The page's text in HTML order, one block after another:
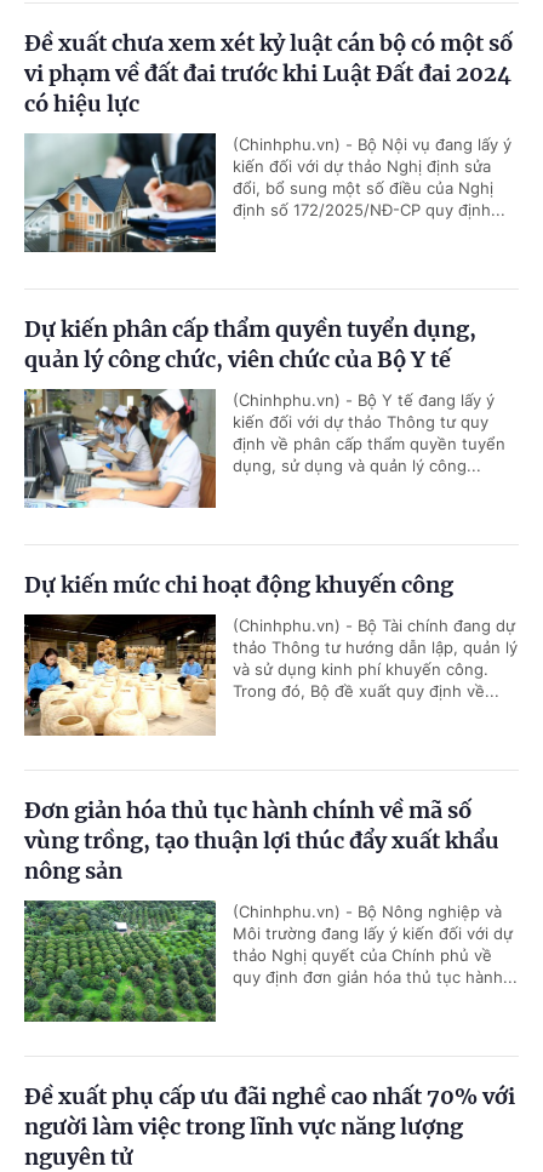
Đề xuất chưa xem xét kỷ luật cán bộ có một số
vi phạm về đất đai trước khi Luật Đất đai 2024
có hiệu lực
(Chinhphu.vn) - Bộ Nội vụ đang lấy ý
kiến đối với dự thảo Nghị định sửa
đổi, bổ sung một số điều của Nghị
định số 172/2025/NĐ-CP quy định...
Dự kiến phân cấp thẩm quyền tuyển dụng,
quản lý công chức, viên chức của Bộ Y tế
(Chinhphu.vn) - Bộ Y tế đang lấy ý
kiến đối với dự thảo Thông tư quy
định về phân cấp thẩm quyền tuyển
dụng, sử dụng và quản lý công...
Dự kiến mức chi hoạt động khuyến công
(Chinhphu.vn) - Bộ Tài chính đang dự
thảo Thông tư hướng dẫn lập, quản lý
và sử dụng kinh phí khuyến công.
Trong đó, Bộ đề xuất quy định về...
Đơn giản hóa thủ tục hành chính về mã số
vùng trồng, tạo thuận lợi thúc đẩy xuất khẩu
nông sản
(Chinhphu.vn) - Bộ Nông nghiệp và
Môi trường đang lấy ý kiến đối với dự
thảo Nghị quyết của Chính phủ về
quy định đơn giản hóa thủ tục hành...
Đề xuất phụ cấp ưu đãi nghề cao nhất 70% với
người làm việc trong lĩnh vực năng lượng
nguyên tử